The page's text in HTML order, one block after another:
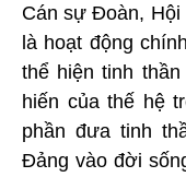
Cán sự Đoàn, Hội
là hoạt động
thể hiện tinh
hiến của thế hệ
phần đưa tinh
Đảng vào đời